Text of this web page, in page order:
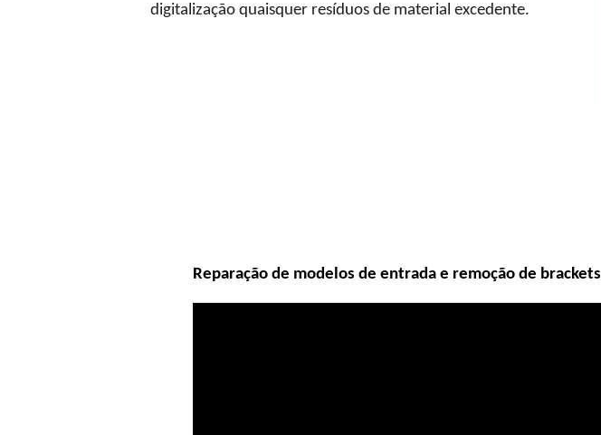
digitalização quaisquer resíduos de material excedente.
Reparação de modelos de entrada e remoção de brackets